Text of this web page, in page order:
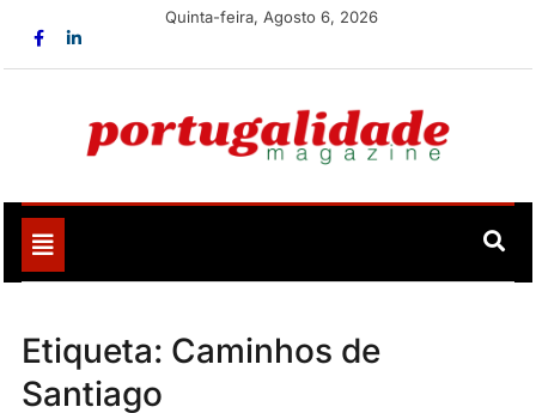
Quinta-feira, Agosto 6, 2026
Portugalidade
Toggle
navigation
Etiqueta: Caminhos de
Santiago